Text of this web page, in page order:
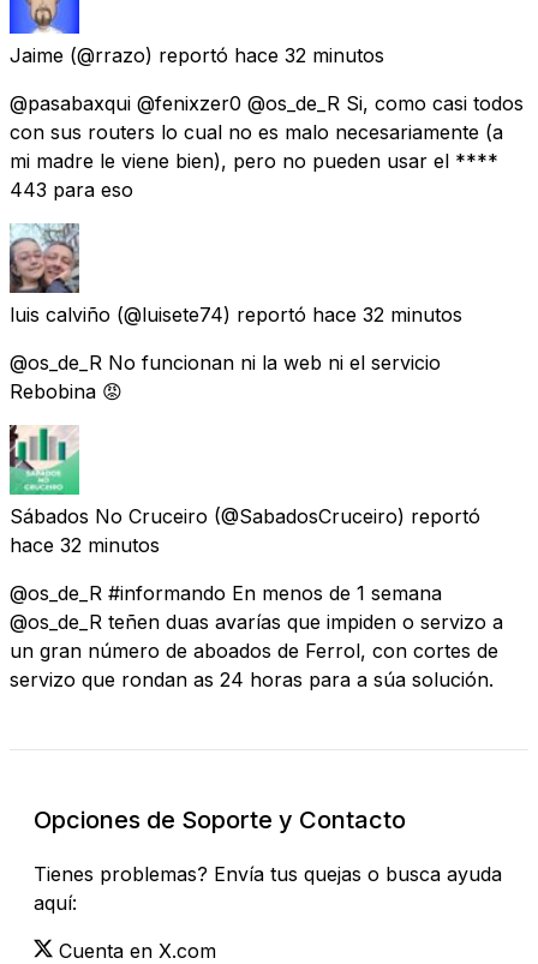
Jaime (@rrazo) reportó hace 32 minutos
@pasabaxqui @fenixzer0 @os_de_R Si, como casi todos
con sus routers lo cual no es malo necesariamente (a
mi madre le viene bien), pero no pueden usar el ****
443 para eso
luis calviño (@luisete74) reportó hace 32 minutos
@os_de_R No funcionan ni la web ni el servicio
Rebobina 😡
Sábados No Cruceiro (@SabadosCruceiro) reportó
hace 32 minutos
@os_de_R #informando En menos de 1 semana
@os_de_R teñen duas avarías que impiden o servizo a
un gran número de aboados de Ferrol, con cortes de
servizo que rondan as 24 horas para a súa solución.
Opciones de Soporte y Contacto
Tienes problemas? Envía tus quejas o busca ayuda
aquí:
Cuenta en X.com